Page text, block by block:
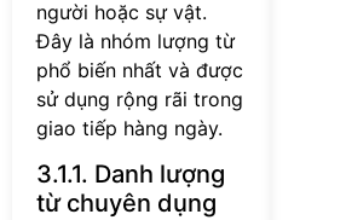
người hoặc sự vật.
Đây là nhóm lượng từ
phổ biến nhất và được
sử dụng rộng rãi trong
giao tiếp hàng ngày.
3.1.1. Danh lượng
từ chuyên dụng